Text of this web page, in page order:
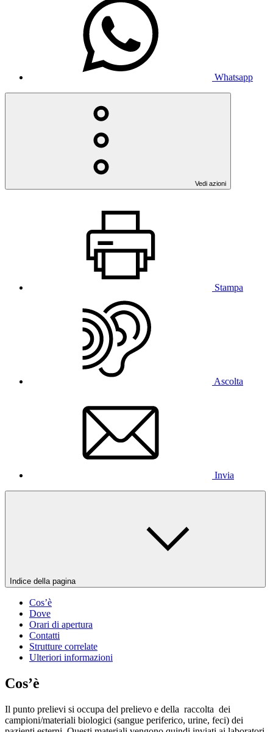
Whatsapp
Vedi azioni
Stampa
Ascolta
Invia
Indice della pagina
Cos’è
Dove
Orari di apertura
Contatti
Strutture correlate
Ulteriori informazioni
Cos’è
Il punto prelievi si occupa del prelievo e della raccolta dei
campioni/materiali biologici (sangue periferico, urine, feci) dei